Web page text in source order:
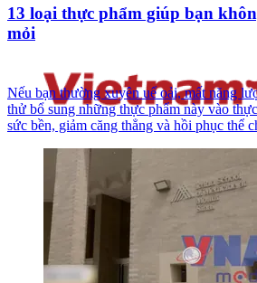
13 loại thực phẩm giúp bạn
mỏi
Nếu bạn thường xuyên uể oải, mất năng
thử bổ sung những thực phẩm này vào
sức bền, giảm căng thẳng và hồi phục thể